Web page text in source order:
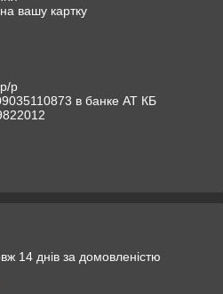
вашу картку
р
в банке АТ КБ
14 днів за домовленістю